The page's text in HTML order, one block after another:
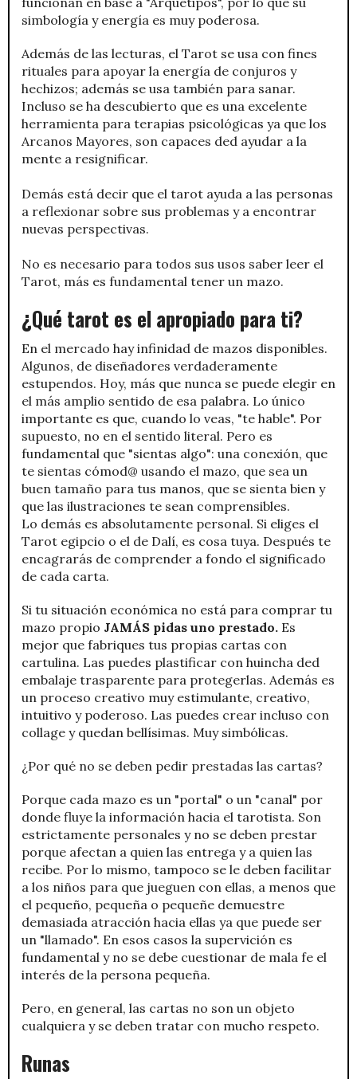
simbología y energía es muy poderosa.
Además de las lecturas, el Tarot se usa con fines
rituales para apoyar la energía de conjuros y
hechizos; además se usa también para sanar.
Incluso se ha descubierto que es una excelente
herramienta para terapias psicológicas ya que los
Arcanos Mayores, son capaces ded ayudar a la
mente a resignificar.
Demás está decir que el tarot ayuda a las personas
a reflexionar sobre sus problemas y a encontrar
nuevas perspectivas.
No es necesario para todos sus usos saber leer el
Tarot, más es fundamental tener un mazo.
¿Qué tarot es el apropiado para ti?
En el mercado hay infinidad de mazos disponibles.
Algunos, de diseñadores verdaderamente
estupendos. Hoy, más que nunca se puede elegir en
el más amplio sentido de esa palabra. Lo único
importante es que, cuando lo veas, "te hable". Por
supuesto, no en el sentido literal. Pero es
fundamental que "sientas algo": una conexión, que
te sientas cómod@ usando el mazo, que sea un
buen tamaño para tus manos, que se sienta bien y
que las ilustraciones te sean comprensibles.
Lo demás es absolutamente personal. Si eliges el
Tarot egipcio o el de Dalí, es cosa tuya. Después te
encagrarás de comprender a fondo el significado
de cada carta.
Si tu situación económica no está para comprar tu
mazo propio JAMÁS pidas uno prestado. Es
mejor que fabriques tus propias cartas con
cartulina. Las puedes plastificar con huincha ded
embalaje trasparente para protegerlas. Además es
un proceso creativo muy estimulante, creativo,
intuitivo y poderoso. Las puedes crear incluso con
collage y quedan bellísimas. Muy simbólicas.
¿Por qué no se deben pedir prestadas las cartas?
Porque cada mazo es un "portal" o un "canal" por
donde fluye la información hacia el tarotista. Son
estrictamente personales y no se deben prestar
porque afectan a quien las entrega y a quien las
recibe. Por lo mismo, tampoco se le deben facilitar
a los niños para que jueguen con ellas, a menos que
el pequeño, pequeña o pequeñe demuestre
demasiada atracción hacia ellas ya que puede ser
un "llamado". En esos casos la supervición es
fundamental y no se debe cuestionar de mala fe el
interés de la persona pequeña.
Pero, en general, las cartas no son un objeto
cualquiera y se deben tratar con mucho respeto.
Runas